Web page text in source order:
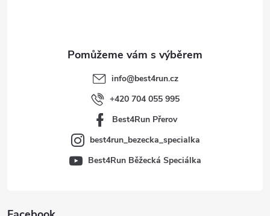
info@best4run.cz
+420 704 055 995
Best4Run Přerov
best4run_bezecka_specialka
Best4Run Běžecká Speciálka